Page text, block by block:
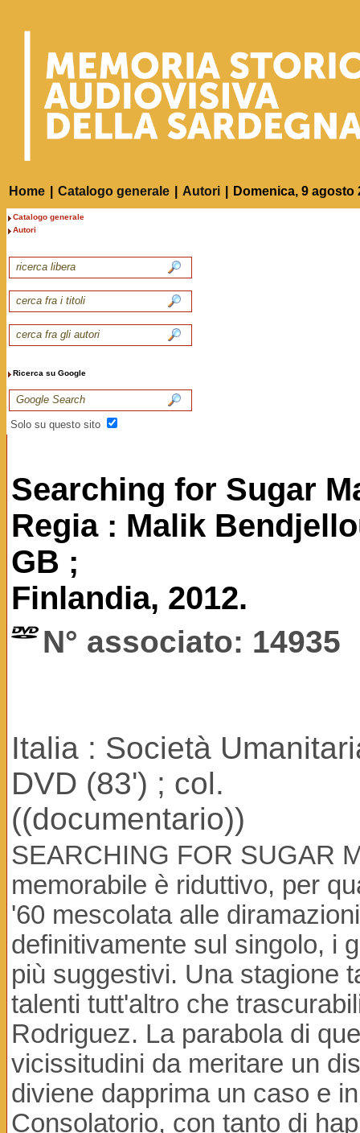
Home Catalogo generale Autori Domenica, 9 agosto
Catalogo generale
Autori
Ricerca su Google
Solo su questo sito
Searching for Sugar
Regia : Malik
GB ;
Finlandia, 2012.
N° associato: 14935
Italia : Società
DVD (83') ; col.
((documentario))
SEARCHING FOR SUGAR
memorabile è riduttivo, per
'60 mescolata alle
definitivamente sul singolo, i
più suggestivi. Una stagione
talenti tutt'altro che
Rodriguez. La parabola di
vicissitudini da meritare un
diviene dapprima un caso e
Consolatorio, con tanto di